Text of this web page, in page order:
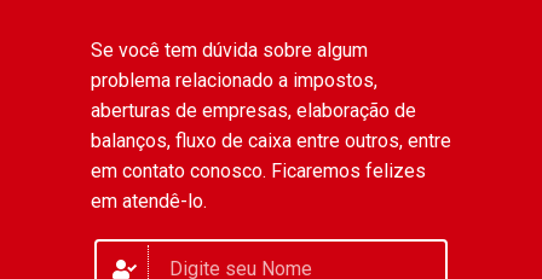
Se você tem dúvida sobre algum
problema relacionado a impostos,
aberturas de empresas, elaboração de
balanços, fluxo de caixa entre outros, entre
em contato conosco. Ficaremos felizes
em atendê-lo.